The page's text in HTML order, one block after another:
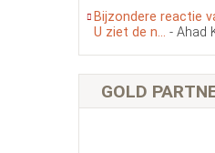
Bijzondere reactie
U ziet de n... - Ahad
GOLD